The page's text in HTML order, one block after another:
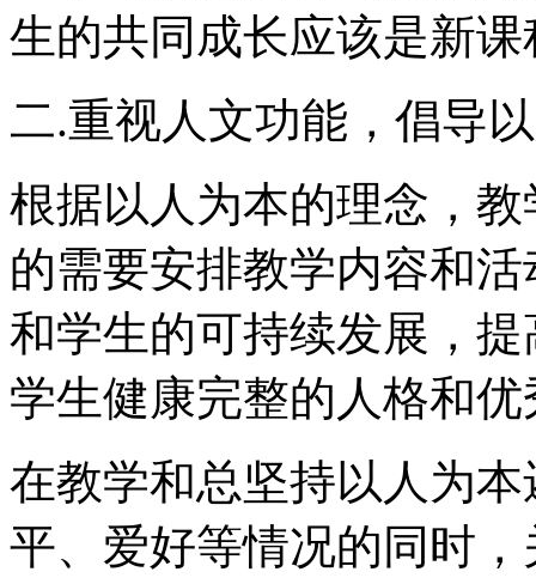
生的共同成长应该是新
二.重视人文功能，倡导
根据以人为本的理念，
的需要安排教学内容和
和学生的可持续发展，
学生健康完整的人格和
在教学和总坚持以人为
平、爱好等情况的同时